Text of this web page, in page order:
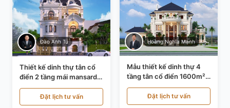
Đào Anh Tú
Thiết kế dinh thự tân cổ
điển 2 tầng mái mansard
tại Bắc Ninh KT20084
Đặt lịch tư vấn
Hoàng Nghĩa Mạnh
Mẫu thiết kế dinh thự 4
tầng tân cổ điển 1600m²
tại Thanh Hóa KT20071
Đặt lịch tư vấn